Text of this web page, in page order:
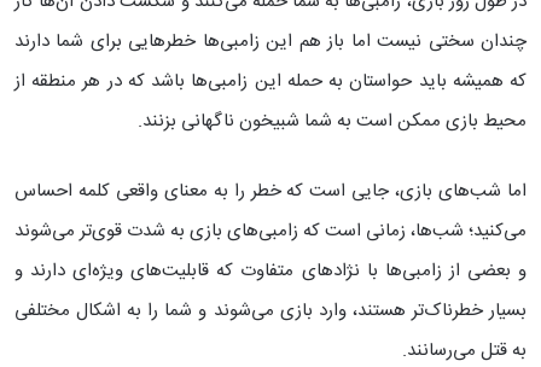
چندان سختی نیست اما باز هم این زامبی‌ها خطرهایی برای شما دارند
که همیشه باید حواستان به حمله این زامبی‌ها باشد که در هر منطقه از
محیط بازی ممکن است به شما شبیخون ناگهانی بزنند.
اما شب‌‌های بازی، جایی است که خطر را به معنای واقعی کلمه احساس
می‌کنید؛ شب‌ها، زمانی است که زامبی‌های بازی به شدت قوی‌تر می‌شوند
و بعضی از زامبی‌ها با نژاد‌های متفاوت که قابلیت‌های ویژه‌ای دارند و
بسیار خطرناک‌تر هستند، وارد بازی می‌شوند و شما را به اشکال مختلفی
به قتل می‌رسانند.